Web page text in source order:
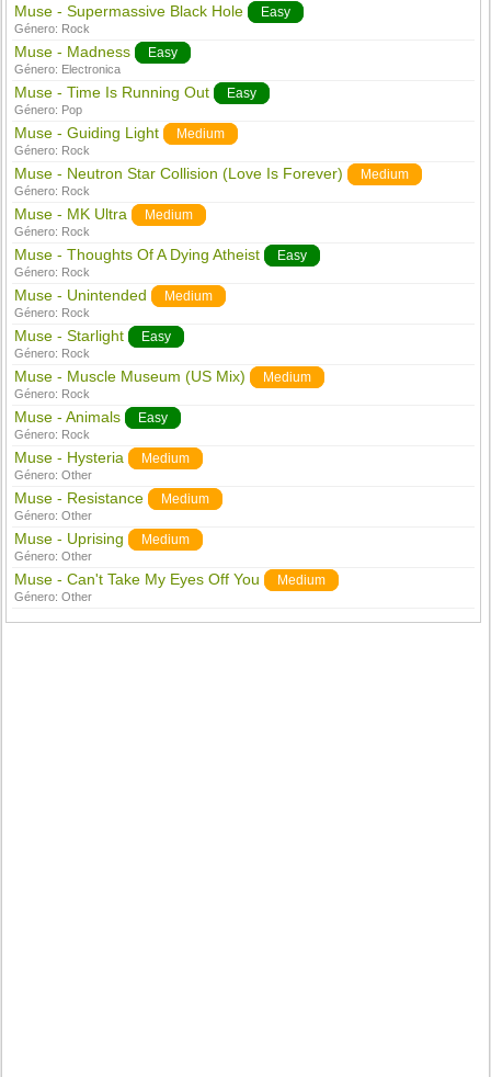
Muse - Supermassive Black Hole Easy
Género: Rock
Muse - Madness Easy
Género: Electronica
Muse - Time Is Running Out Easy
Género: Pop
Muse - Guiding Light Medium
Género: Rock
Muse - Neutron Star Collision (Love Is Forever) Medium
Género: Rock
Muse - MK Ultra Medium
Género: Rock
Muse - Thoughts Of A Dying Atheist Easy
Género: Rock
Muse - Unintended Medium
Género: Rock
Muse - Starlight Easy
Género: Rock
Muse - Muscle Museum (US Mix) Medium
Género: Rock
Muse - Animals Easy
Género: Rock
Muse - Hysteria Medium
Género:Other
Muse - Resistance Medium
Género:Other
Muse - Uprising Medium
Género:Other
Muse - Can't Take My Eyes Off You Medium
Género:Other